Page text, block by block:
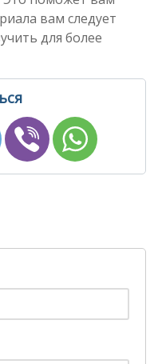
вам следует
для более